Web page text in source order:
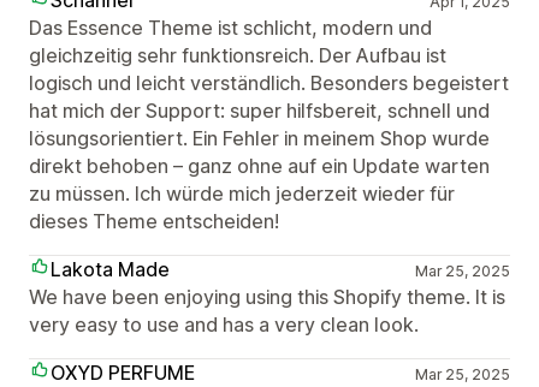
Das Essence Theme ist schlicht, modern und
gleichzeitig sehr funktionsreich. Der Aufbau ist
logisch und leicht verständlich. Besonders begeistert
hat mich der Support: super hilfsbereit, schnell und
lösungsorientiert. Ein Fehler in meinem Shop wurde
direkt behoben – ganz ohne auf ein Update warten
zu müssen. Ich würde mich jederzeit wieder für
dieses Theme entscheiden!
Lakota Made
Mar 25, 2025
We have been enjoying using this Shopify theme. It is
very easy to use and has a very clean look.
OXYD PERFUME
Mar 25, 2025